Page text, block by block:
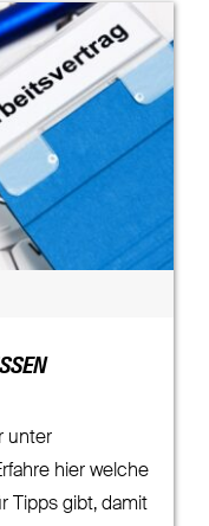
unter
hier welche
Tipps gibt, damit